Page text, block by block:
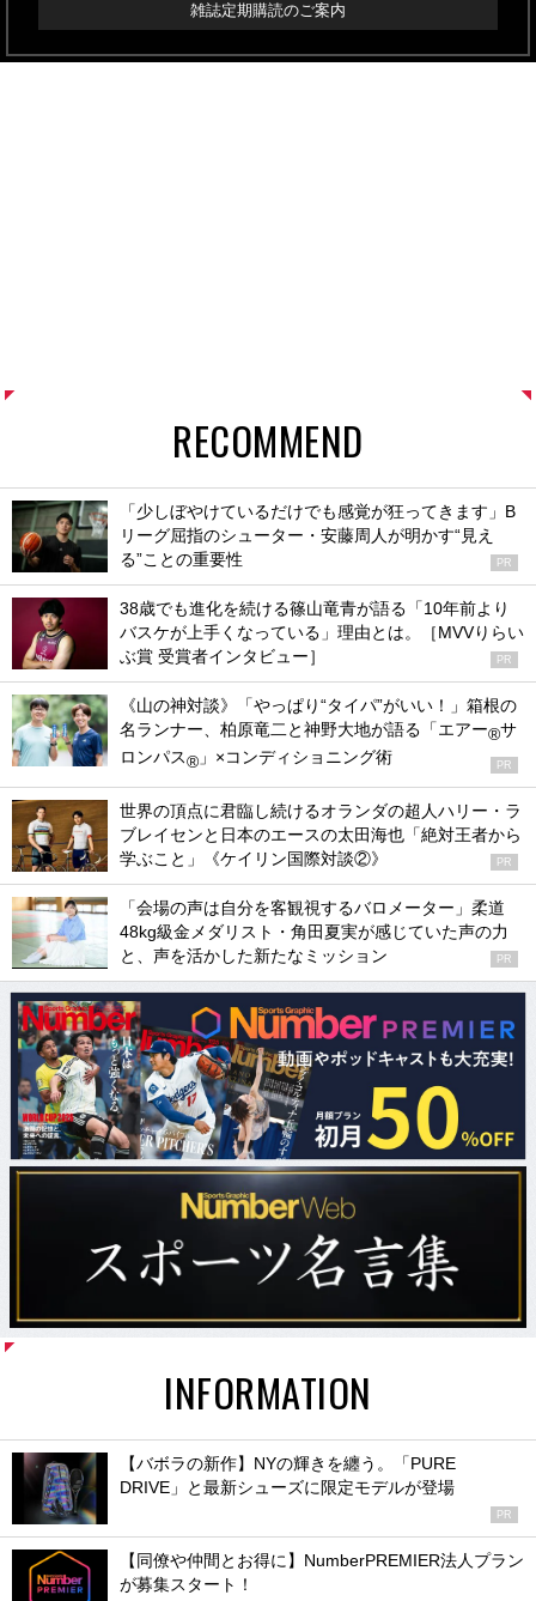
雑誌定期購読のご案内
RECOMMEND
「少しぼやけているだけでも感覚が狂ってきます」B
リーグ屈指のシューター・安藤周人が明かす“見え
る”ことの重要性
PR
38歳でも進化を続ける篠山竜青が語る「10年前より
バスケが上手くなっている」理由とは。［MVVりらい
ぶ賞 受賞者インタビュー］
PR
《山の神対談》「やっぱり“タイパ”がいい！」箱根の
名ランナー、柏原竜二と神野大地が語る「エアー®サ
ロンパス® 」×コンディショニング術 PR
世界の頂点に君臨し続けるオランダの超人ハリー・ラ
ブレイセンと日本のエースの太田海也「絶対王者から
学ぶこと」《ケイリン国際対談②》
PR
「会場の声は自分を客観視するバロメーター」柔道
48kg級金メダリスト・角田夏実が感じていた声の力
と、声を活かした新たなミッション
PR
INFORMATION
【バボラの新作】NYの輝きを纏う。「PURE
DRIVE」と最新シューズに限定モデルが登場
PR
【同僚や仲間とお得に】NumberPREMIER法人プラン
が募集スタート！